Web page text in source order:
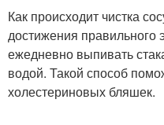
Как происходит чистка
достижения
ежедневно выпивать
водой. Такой способ
холестериновых бляшек.